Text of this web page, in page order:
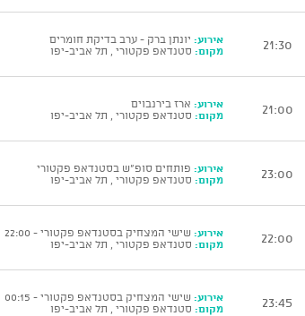
21:30 אירוע: יונתן ברק - ערב בדיקת חומרים
מקום: סטנדאפ פקטורי , תל אביב-יפו
21:00 אירוע: ארז בירנבוים
מקום: סטנדאפ פקטורי , תל אביב-יפו
23:00 אירוע: פותחים סופ"ש בסטנדאפ פקטורי
מקום: סטנדאפ פקטורי , תל אביב-יפו
22:00 אירוע: שישי המצחיק בסטנדאפ פקטורי - 22:00
מקום: סטנדאפ פקטורי , תל אביב-יפו
23:45 אירוע: שישי המצחיק בסטנדאפ פקטורי - 00:15
מקום: סטנדאפ פקטורי , תל אביב-יפו